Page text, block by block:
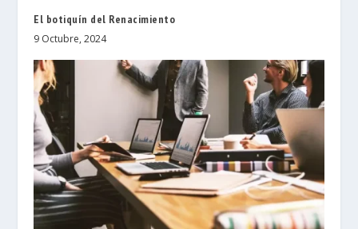
El botiquín del Renacimiento
9 Octubre, 2024